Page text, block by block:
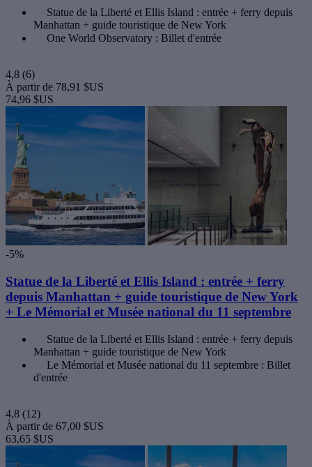
Statue de la Liberté et Ellis Island : entrée + ferry depuis
Manhattan + guide touristique de New York
One World Observatory : Billet d'entrée
4,8 (6)
À partir de 78,91 $US
74,96 $US
-5%
Statue de la Liberté et Ellis Island : entrée + ferry
depuis Manhattan + guide touristique de New York
+ Le Mémorial et Musée national du 11 septembre
Statue de la Liberté et Ellis Island : entrée + ferry depuis
Manhattan + guide touristique de New York
Le Mémorial et Musée national du 11 septembre : Billet
d'entrée
4,8 (12)
À partir de 67,00 $US
63,65 $US